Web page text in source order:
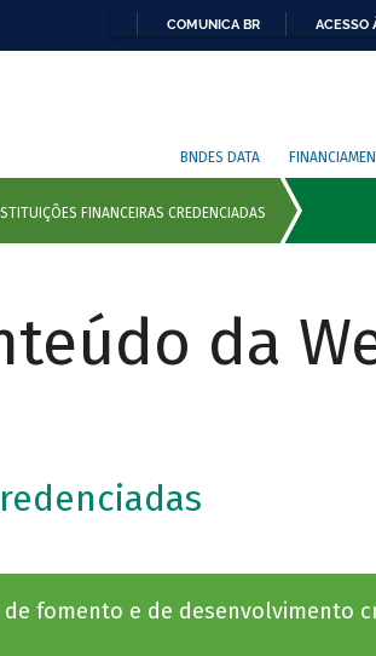
COMUNICA BR ACESSO
BNDES DATA
da
fomento e de desenvolvimento